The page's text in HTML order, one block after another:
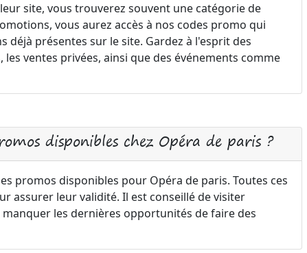
site, vous trouverez souvent une catégorie de
vous aurez accès à nos codes promo qui
déjà présentes sur le site. Gardez à l'esprit des
ventes privées, ainsi que des événements comme
disponibles chez Opéra de paris ?
promos disponibles pour Opéra de paris. Toutes ces
assurer leur validité. Il est conseillé de visiter
les dernières opportunités de faire des